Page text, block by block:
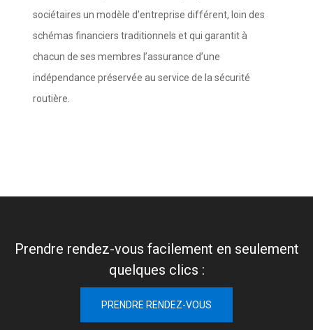
sociétaires un modèle d’entreprise différent, loin des
schémas financiers traditionnels et qui garantit à
chacun de ses membres l’assurance d’une
indépendance préservée au service de la sécurité
routière.
Prendre rendez-vous facilement en seulement
quelques clics :
PRENDRE RENDEZ-VOUS